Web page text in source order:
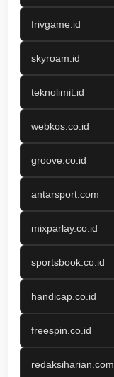
frivgame.id
skyroam.id
teknolimit.id
webkos.co.id
groove.co.id
antarsport.com
mixparlay.co.id
sportsbook.co.id
handicap.co.id
freespin.co.id
redaksiharian.com